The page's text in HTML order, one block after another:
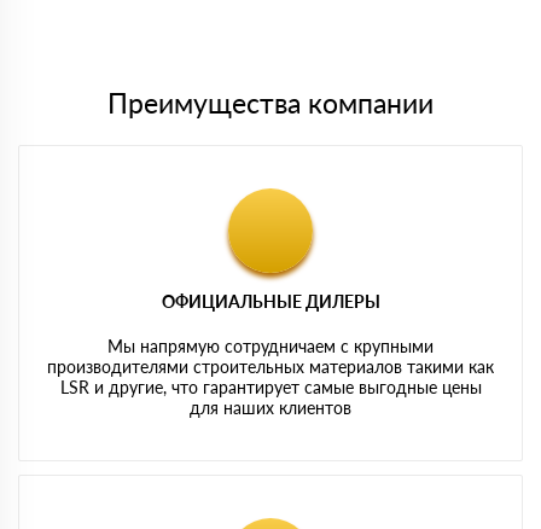
Преимущества компании
ОФИЦИАЛЬНЫЕ ДИЛЕРЫ
Мы напрямую сотрудничаем с крупными
производителями строительных материалов такими как
LSR и другие, что гарантирует самые выгодные цены
для наших клиентов